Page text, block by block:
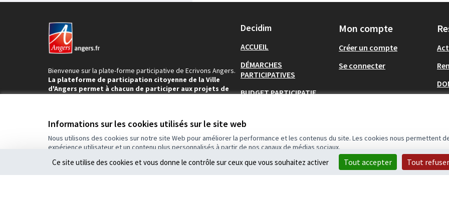
Informations sur les cookies utilisés sur le site web
Nous utilisons des cookies sur notre site Web pour améliorer la performance et les contenus du site. Les cookies nous permettent
expérience utilisateur et un contenu plus personnalisés à partir de nos canaux de médias sociaux.
Bienvenue sur la plate-forme participative de Ecrivons Angers.
La plateforme de participation citoyenne de la Ville
d'Angers permet à chacun de participer aux projets de
Decidim
ACCUEIL
DÉMARCHES
PARTICIPATIVES
BUDGET PARTICIPATIF
AIDE
Mon compte
Créer un compte
Se connecter
Conditions d'utilisationParamètres des cookies
Ce site utilise des cookies et vous donne le contrôle sur ceux que vous souhaitez activer Tout accepter Tout refuser